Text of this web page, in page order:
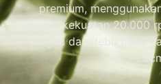
premium,
dengan kekuatan 20.000
tungau dan debu pada